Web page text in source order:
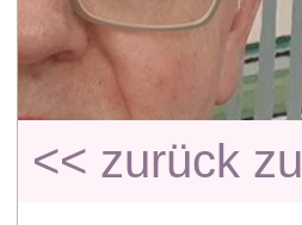
<< zurück